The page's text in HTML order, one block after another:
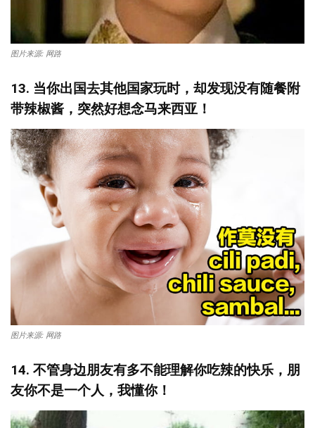
图片来源: 网路
13. 当你出国去其他国家玩时，却发现没有随餐附
带辣椒酱，突然好想念马来西亚！
图片来源: 网路
14. 不管身边朋友有多不能理解你吃辣的快乐，朋
友你不是一个人，我懂你！